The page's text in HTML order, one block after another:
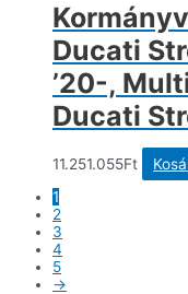
Ducati
’20-,
Ducati
11.251.055Ft
1
2
3
4
5
→